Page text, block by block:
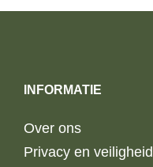
INFORMATIE
Over ons
Privacy en veiligheid